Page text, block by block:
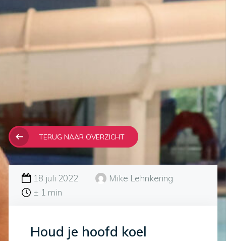
TERUG NAAR OVERZICHT
18 juli 2022
Mike Lehnkering
± 1 min
Houd je hoofd koel